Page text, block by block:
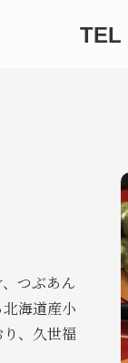
TEL
つぶあん
海道産小
、久世福